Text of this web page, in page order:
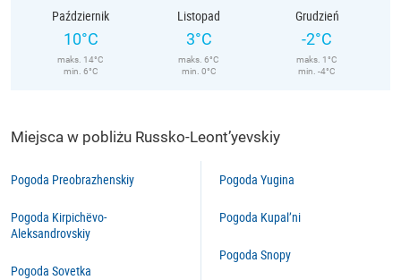
Październik
10°C
maks. 14°C
min. 6°C
Listopad
3°C
maks. 6°C
min. 0°C
Grudzień
-2°C
maks. 1°C
min. -4°C
Miejsca w pobliżu Russko-Leont’yevskiy
Pogoda Preobrazhenskiy
Pogoda Kirpichëvo-
Aleksandrovskiy
Pogoda Sovetka
Pogoda Yugina
Pogoda Kupal’ni
Pogoda Snopy